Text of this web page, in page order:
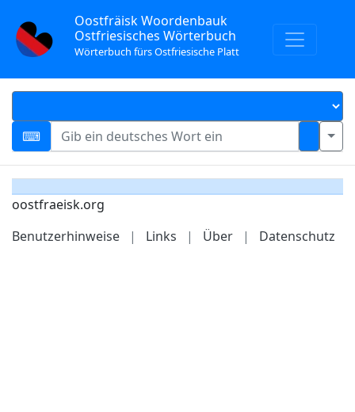
Oostfräisk Woordenbauk
Ostfriesisches Wörterbuch
Wörterbuch fürs Ostfriesische Platt
oostfraeisk.org
Benutzerhinweise
| Links | Über | Datenschutz